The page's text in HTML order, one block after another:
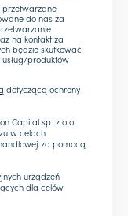
do nas za
na kontakt za
będzie skutkować
produktów
dotyczącą ochrony
Capital sp. z o.o.
w celach
za pomocą
urządzeń
dla celów